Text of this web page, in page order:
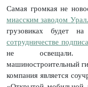
Самая громкая не
миасским заводом Урал.
грузовиках будет
сотрудничестве
не освещали.
машиностроительный
компания является